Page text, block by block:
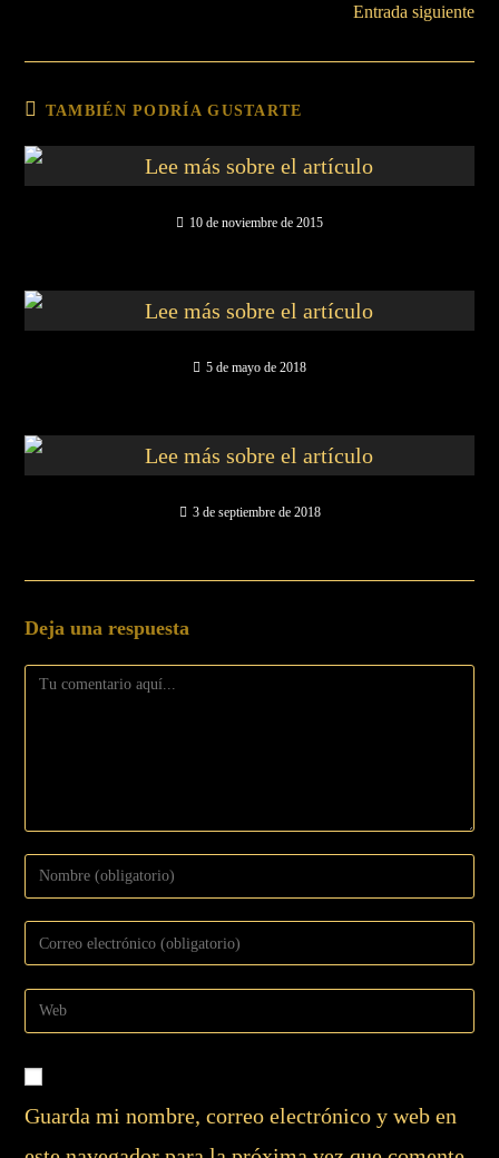
Entrada siguiente
TAMBIÉN PODRÍA GUSTARTE
10 de noviembre de 2015
5 de mayo de 2018
3 de septiembre de 2018
Deja una respuesta
Guarda mi nombre, correo electrónico y web en